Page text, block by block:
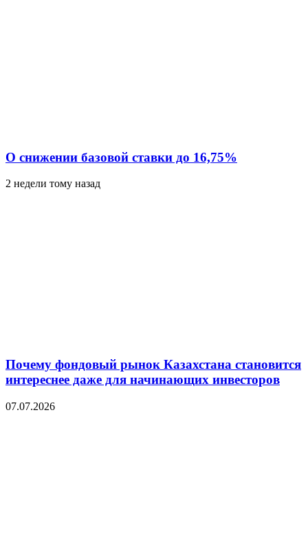
О снижении базовой ставки до 16,75%
2 недели тому назад
Почему фондовый рынок Казахстана становится
интереснее даже для начинающих инвесторов
07.07.2026